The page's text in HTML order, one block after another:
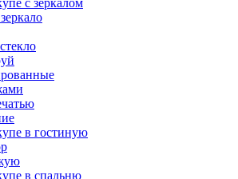
с зеркалом
в гостиную
в спальню